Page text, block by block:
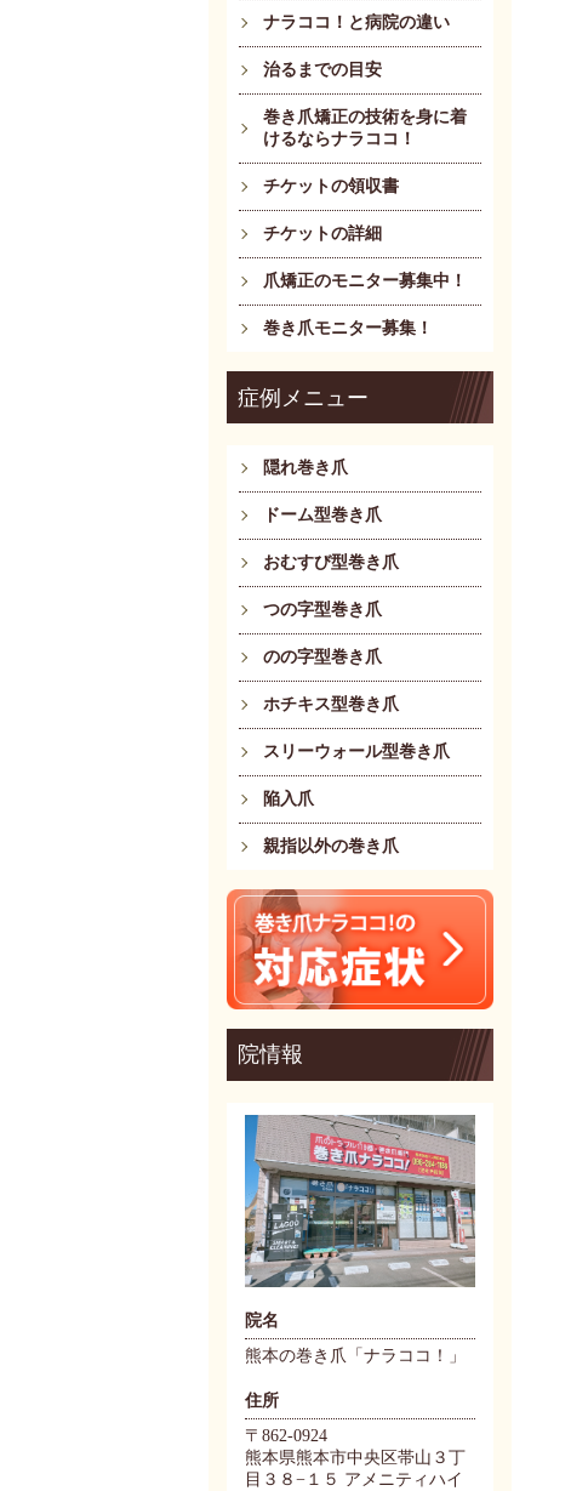
ナラココ！と病院の違い
治るまでの目安
巻き爪矯正の技術を身に着
けるならナラココ！
チケットの領収書
チケットの詳細
爪矯正のモニター募集中！
巻き爪モニター募集！
症例メニュー
隠れ巻き爪
ドーム型巻き爪
おむすび型巻き爪
つの字型巻き爪
のの字型巻き爪
ホチキス型巻き爪
スリーウォール型巻き爪
陥入爪
親指以外の巻き爪
院情報
院名
熊本の巻き爪「ナラココ！」
住所
〒862-0924
熊本県熊本市中央区帯山３丁
目３８−１５ アメニティハイ